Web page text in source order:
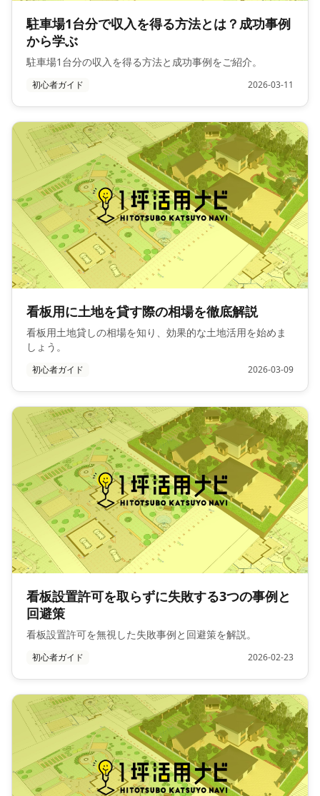
駐車場1台分で収入を得る方法とは？成功事例
から学ぶ
駐車場1台分の収入を得る方法と成功事例をご紹介。
初心者ガイド 2026-03-11
看板用に土地を貸す際の相場を徹底解説
看板用土地貸しの相場を知り、効果的な土地活用を始めま
しょう。
初心者ガイド 2026-03-09
看板設置許可を取らずに失敗する3つの事例と
回避策
看板設置許可を無視した失敗事例と回避策を解説。
初心者ガイド 2026-02-23